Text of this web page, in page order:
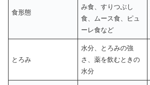
食形態
み食、すりつぶし
食、ムース食、ピュ
ーレ食など
とろみ
水分、とろみの強
さ、薬を飲むときの
水分